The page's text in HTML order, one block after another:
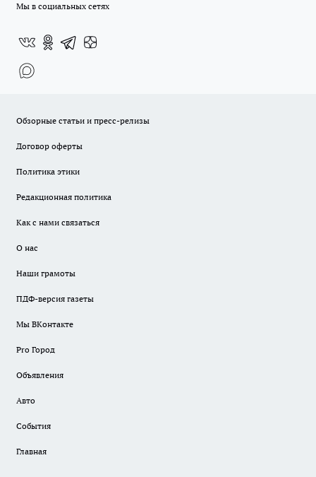
Мы в социальных сетях
Обзорные статьи и пресс-релизы
Договор оферты
Политика этики
Редакционная политика
Как с нами связаться
О нас
Наши грамоты
ПДФ-версия газеты
Мы ВКонтакте
Pro Город
Объявления
Авто
События
Главная